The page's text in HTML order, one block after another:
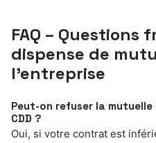
FAQ – Questions
dispense de
l’entreprise
Peut-on refuser la
CDD ?
Oui, si votre contrat est